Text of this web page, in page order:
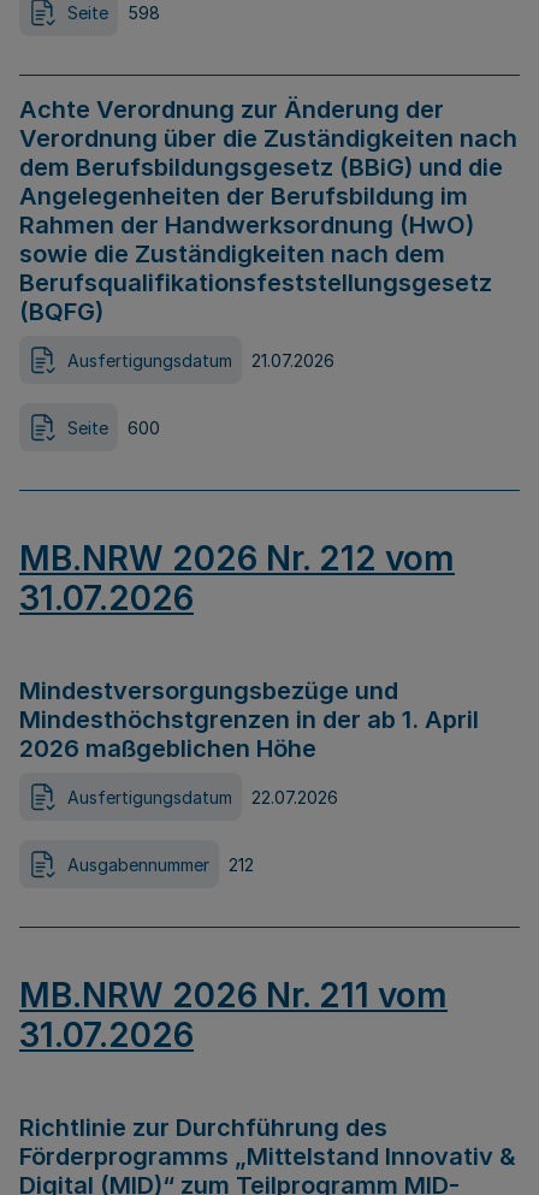
Seite 598
Achte Verordnung zur Änderung der
Verordnung über die Zuständigkeiten nach
dem Berufsbildungsgesetz (BBiG) und die
Angelegenheiten der Berufsbildung im
Rahmen der Handwerksordnung (HwO)
sowie die Zuständigkeiten nach dem
Berufsqualifikationsfeststellungsgesetz
(BQFG)
Ausfertigungsdatum 21.07.2026
Seite 600
MB.NRW 2026 Nr. 212 vom
31.07.2026
Mindestversorgungsbezüge und
Mindesthöchstgrenzen in der ab 1. April
2026 maßgeblichen Höhe
Ausfertigungsdatum 22.07.2026
Ausgabennummer 212
MB.NRW 2026 Nr. 211 vom
31.07.2026
Richtlinie zur Durchführung des
Förderprogramms „Mittelstand Innovativ &
Digital (MID)“ zum Teilprogramm MID-